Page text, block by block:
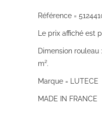
Référence =
Le prix affiché est
Dimension rouleau
m².
Marque = LUTECE
MADE IN FRANCE